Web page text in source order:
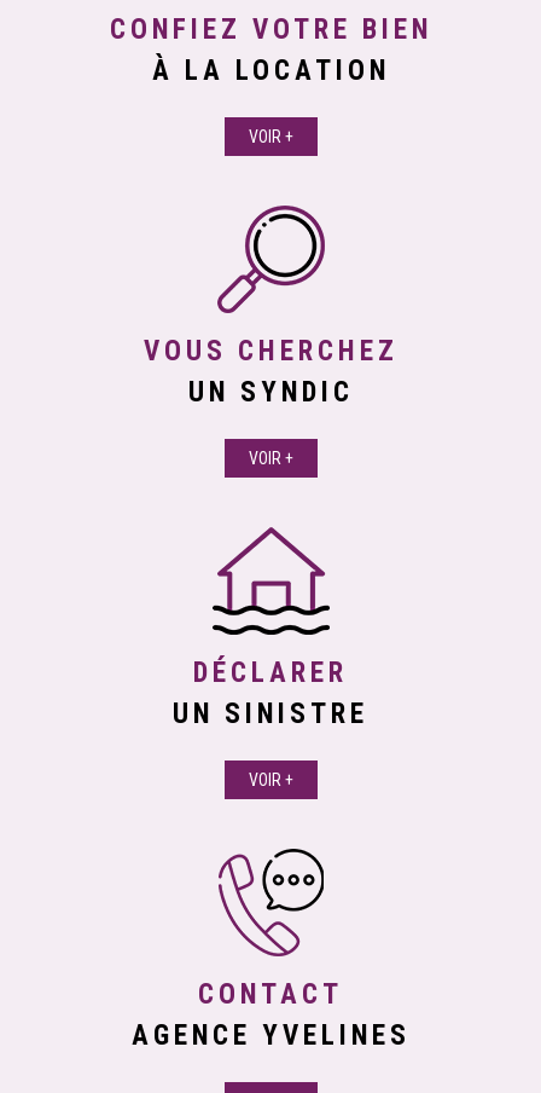
CONFIEZ VOTRE BIEN
À LA LOCATION
VOIR +
VOUS CHERCHEZ
UN SYNDIC
VOIR +
DÉCLARER
UN SINISTRE
VOIR +
CONTACT
AGENCE YVELINES